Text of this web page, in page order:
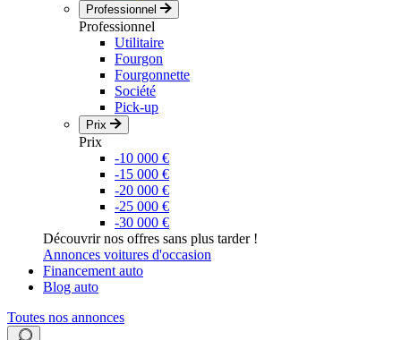
Professionnel
Professionnel
Utilitaire
Fourgon
Fourgonnette
Société
Pick-up
Prix
Prix
-10 000 €
-15 000 €
-20 000 €
-25 000 €
-30 000 €
Découvrir nos offres sans plus tarder !
Annonces voitures d'occasion
Financement auto
Blog auto
Toutes nos annonces